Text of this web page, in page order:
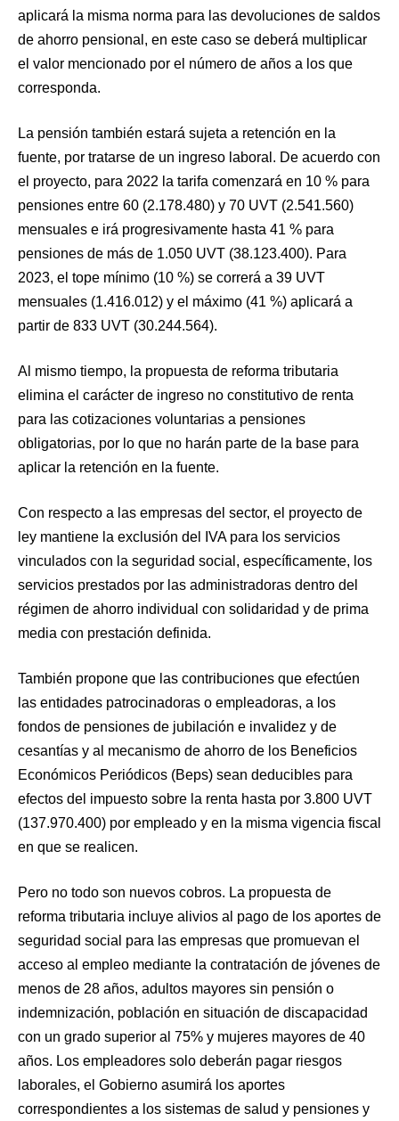
aplicará la misma norma para las devoluciones de saldos
de ahorro pensional, en este caso se deberá multiplicar
el valor mencionado por el número de años a los que
corresponda.
La pensión también estará sujeta a retención en la
fuente, por tratarse de un ingreso laboral. De acuerdo con
el proyecto, para 2022 la tarifa comenzará en 10 % para
pensiones entre 60 (2.178.480) y 70 UVT (2.541.560)
mensuales e irá progresivamente hasta 41 % para
pensiones de más de 1.050 UVT (38.123.400). Para
2023, el tope mínimo (10 %) se correrá a 39 UVT
mensuales (1.416.012) y el máximo (41 %) aplicará a
partir de 833 UVT (30.244.564).
Al mismo tiempo, la propuesta de reforma tributaria
elimina el carácter de ingreso no constitutivo de renta
para las cotizaciones voluntarias a pensiones
obligatorias, por lo que no harán parte de la base para
aplicar la retención en la fuente.
Con respecto a las empresas del sector, el proyecto de
ley mantiene la exclusión del IVA para los servicios
vinculados con la seguridad social, específicamente, los
servicios prestados por las administradoras dentro del
régimen de ahorro individual con solidaridad y de prima
media con prestación definida.
También propone que las contribuciones que efectúen
las entidades patrocinadoras o empleadoras, a los
fondos de pensiones de jubilación e invalidez y de
cesantías y al mecanismo de ahorro de los Beneficios
Económicos Periódicos (Beps) sean deducibles para
efectos del impuesto sobre la renta hasta por 3.800 UVT
(137.970.400) por empleado y en la misma vigencia fiscal
en que se realicen.
Pero no todo son nuevos cobros. La propuesta de
reforma tributaria incluye alivios al pago de los aportes de
seguridad social para las empresas que promuevan el
acceso al empleo mediante la contratación de jóvenes de
menos de 28 años, adultos mayores sin pensión o
indemnización, población en situación de discapacidad
con un grado superior al 75% y mujeres mayores de 40
años. Los empleadores solo deberán pagar riesgos
laborales, el Gobierno asumirá los aportes
correspondientes a los sistemas de salud y pensiones y